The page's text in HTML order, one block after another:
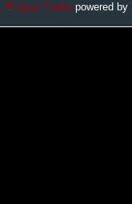
Eclipse Trailer powered by